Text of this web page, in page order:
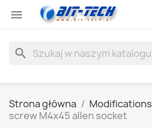

search
Strona główna Modifications
screw M4x45 allen socket